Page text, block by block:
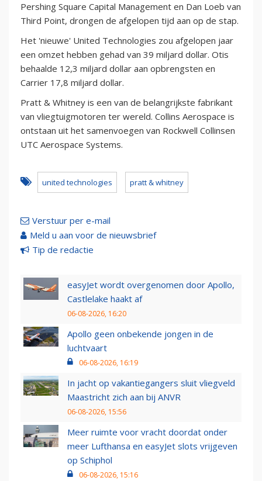
Pershing Square Capital Management en Dan Loeb van
Third Point, drongen de afgelopen tijd aan op de stap.
Het 'nieuwe' United Technologies zou afgelopen jaar
een omzet hebben gehad van 39 miljard dollar. Otis
behaalde 12,3 miljard dollar aan opbrengsten en
Carrier 17,8 miljard dollar.
Pratt & Whitney is een van de belangrijkste fabrikant
van vliegtuigmotoren ter wereld. Collins Aerospace is
ontstaan uit het samenvoegen van Rockwell Collinsen
UTC Aerospace Systems.
united technologies pratt & whitney
Verstuur per e-mail
Meld u aan voor de nieuwsbrief
Tip de redactie
easyJet wordt overgenomen door Apollo,
Castlelake haakt af
06-08-2026, 16:20
Apollo geen onbekende jongen in de
luchtvaart
06-08-2026, 16:19
In jacht op vakantiegangers sluit vliegveld
Maastricht zich aan bij ANVR
06-08-2026, 15:56
Meer ruimte voor vracht doordat onder
meer Lufthansa en easyJet slots vrijgeven
op Schiphol
06-08-2026, 15:16